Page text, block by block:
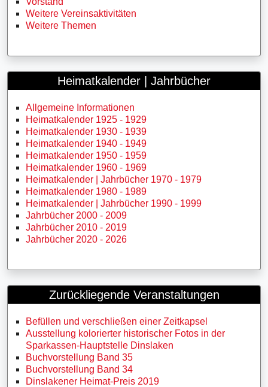
Weitere Vereinsaktivitäten
Weitere Themen
Heimatkalender | Jahrbücher
Allgemeine Informationen
Heimatkalender 1925 - 1929
Heimatkalender 1930 - 1939
Heimatkalender 1940 - 1949
Heimatkalender 1950 - 1959
Heimatkalender 1960 - 1969
Heimatkalender | Jahrbücher 1970 - 1979
Heimatkalender 1980 - 1989
Heimatkalender | Jahrbücher 1990 - 1999
Jahrbücher 2000 - 2009
Jahrbücher 2010 - 2019
Jahrbücher 2020 - 2026
Zurückliegende Veranstaltungen
Befüllen und verschließen einer Zeitkapsel
Ausstellung kolorierter historischer Fotos in der
Sparkassen-Hauptstelle Dinslaken
Buchvorstellung Band 35
Buchvorstellung Band 34
Dinslakener Heimat-Preis 2019